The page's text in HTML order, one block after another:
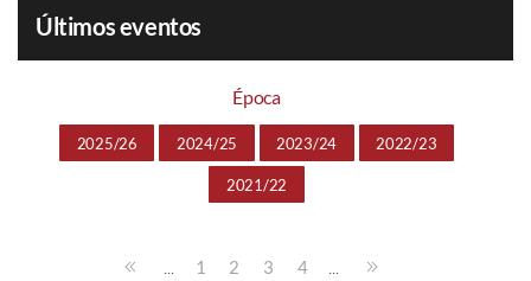
Últimos eventos
Época
2025/26 2024/25 2023/24 2022/23
2021/22
... 1 2 3 4 ...